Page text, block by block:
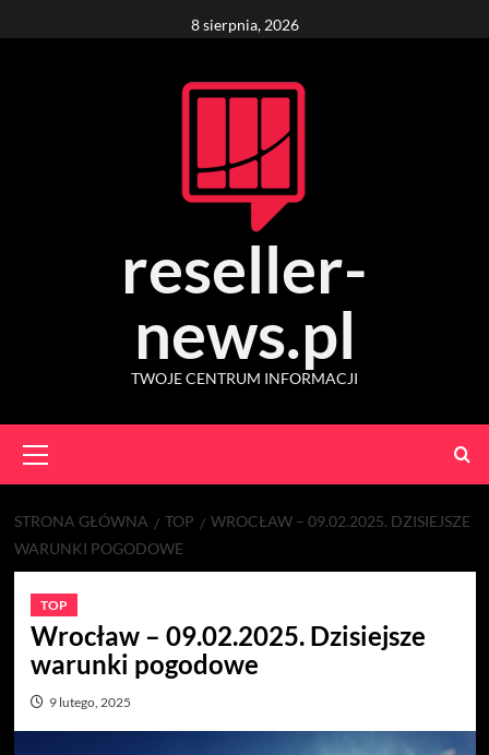
to
8 sierpnia, 2026
reseller-
news.pl
TWOJE CENTRUM INFORMACJI
Menu
STRONA GŁÓWNA TOP
WROCŁAW – 09.02.2025. DZISIEJSZE
WARUNKI POGODOWE
TOP
Wrocław – 09.02.2025. Dzisiejsze
warunki pogodowe
9 lutego, 2025